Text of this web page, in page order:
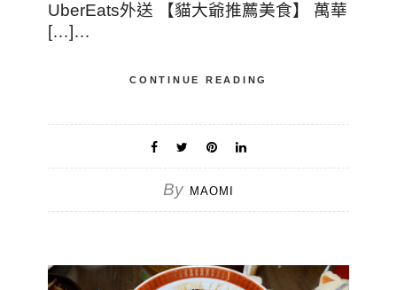
UberEats外送 【貓大爺推薦美食】 萬華
[…]…
CONTINUE READING
By MAOMI